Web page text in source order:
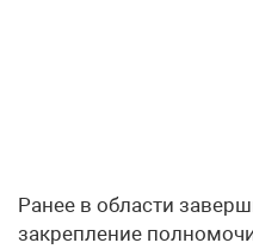
Ранее в области
закрепление